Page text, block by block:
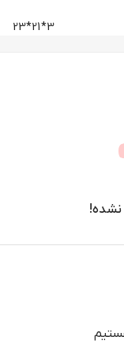
3*21*23
نشده!